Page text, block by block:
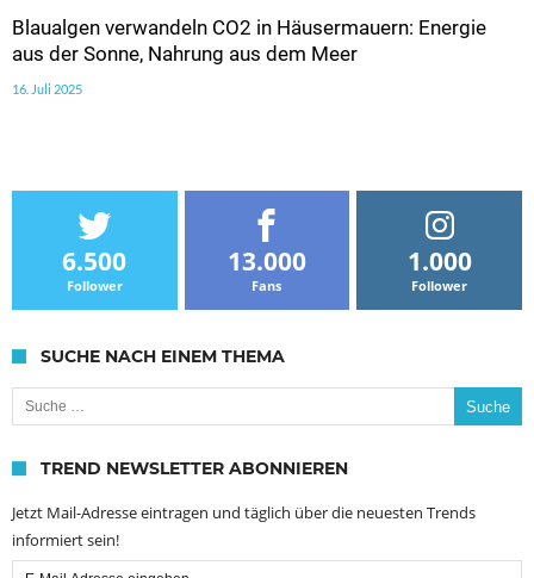
Blaualgen verwandeln CO2 in Häusermauern: Energie
aus der Sonne, Nahrung aus dem Meer
16. Juli 2025
6.500
Follower
13.000
Fans
1.000
Follower
SUCHE NACH EINEM THEMA
Suche nach:
TREND NEWSLETTER ABONNIEREN
Jetzt Mail-Adresse eintragen und täglich über die neuesten Trends
informiert sein!
Email